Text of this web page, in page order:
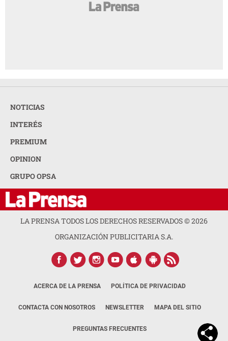
NOTICIAS
INTERÉS
PREMIUM
OPINION
GRUPO OPSA
LA PRENSA TODOS LOS DERECHOS RESERVADOS ©2026
ORGANIZACIÓN PUBLICITARIA S.A.
ACERCA DE LA PRENSA POLÍTICA DE PRIVACIDAD
CONTACTA CON NOSOTROS NEWSLETTER MAPA DEL SITIO
PREGUNTAS FRECUENTES